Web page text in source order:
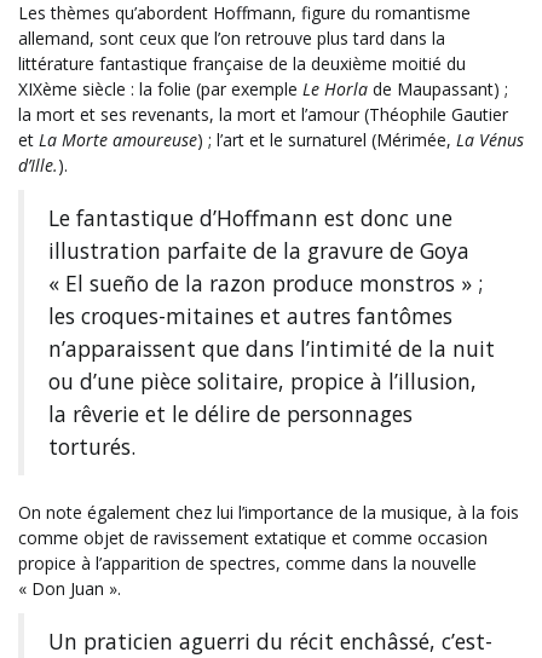
Les thèmes qu’abordent Hoffmann, figure du romantisme
allemand, sont ceux que l’on retrouve plus tard dans la
littérature fantastique française de la deuxième moitié du
XIXème siècle : la folie (par exemple Le Horla de Maupassant) ;
la mort et ses revenants, la mort et l’amour (Théophile Gautier
et La Morte amoureuse) ; l’art et le surnaturel (Mérimée, La Vénus
d’Ille.).
Le fantastique d’Hoffmann est donc une
illustration parfaite de la gravure de Goya
« El sueño de la razon produce monstros » ;
les croques-mitaines et autres fantômes
n’apparaissent que dans l’intimité de la nuit
ou d’une pièce solitaire, propice à l’illusion,
la rêverie et le délire de personnages
torturés.
On note également chez lui l’importance de la musique, à la fois
comme objet de ravissement extatique et comme occasion
propice à l’apparition de spectres, comme dans la nouvelle
« Don Juan ».
Un praticien aguerri du récit enchâssé, c’est-